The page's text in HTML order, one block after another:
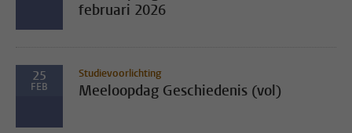
februari 2026
25
FEB
Studievoorlichting
Meeloopdag Geschiedenis (vol)